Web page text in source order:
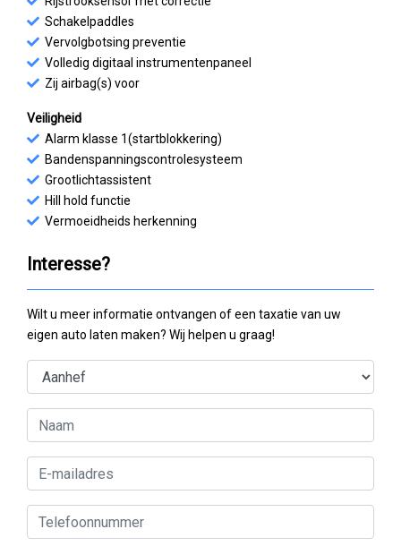
Schakelpaddles
Vervolgbotsing preventie
Volledig digitaal instrumentenpaneel
Zij airbag(s) voor
Veiligheid
Alarm klasse 1(startblokkering)
Bandenspanningscontrolesysteem
Grootlichtassistent
Hill hold functie
Vermoeidheids herkenning
Interesse?
Wilt u meer informatie ontvangen of een taxatie van uw
eigen auto laten maken? Wij helpen u graag!